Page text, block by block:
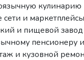
кулинарию
и
и пищевой
пенсионеру
и кузовной